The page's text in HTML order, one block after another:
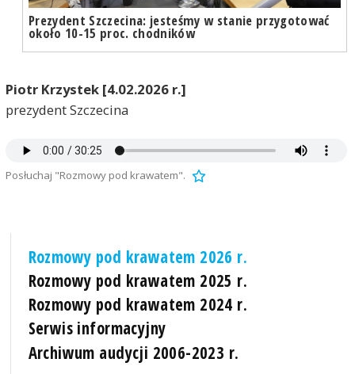
Prezydent Szczecina: jesteśmy w stanie przygotować
około 10-15 proc. chodników
Piotr Krzystek [4.02.2026 r.]
prezydent Szczecina
Posłuchaj "Rozmowy pod krawatem".
Rozmowy pod krawatem 2026 r.
Rozmowy pod krawatem 2025 r.
Rozmowy pod krawatem 2024 r.
Serwis informacyjny
Archiwum audycji 2006-2023 r.